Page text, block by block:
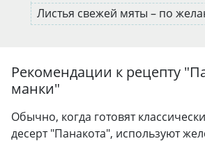
Листья свежей мяты – по
Рекомендации к рецепту "
манки"
Обычно, когда готовят
десерт "Панакота", используют